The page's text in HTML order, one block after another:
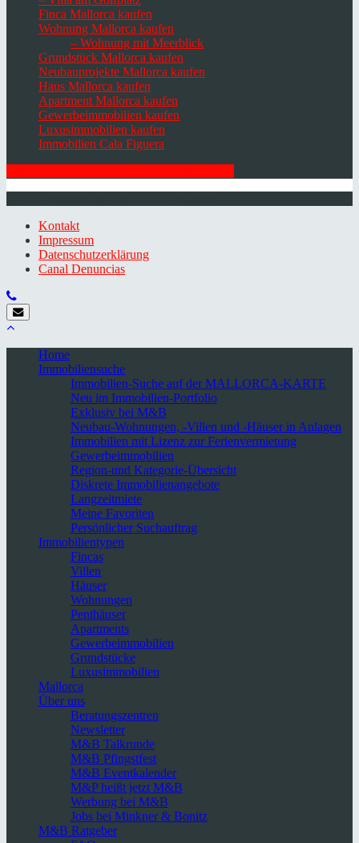
Finca Mallorca kaufen
Wohnung Mallorca kaufen
– Wohnung mit Meerblick
Grundstück Mallorca kaufen
Neubauprojekte Mallorca kaufen
Haus Mallorca kaufen
Apartment Mallorca kaufen
Gewerbeimmobilien kaufen
Luxusimmobilien kaufen
Immobilien Cala Figuera
Kontakt
Impressum
Datenschutzerklärung
Canal Denuncias
Home
Immobiliensuche
Immobilien-Suche auf der MALLORCA-KARTE
Neu im Immobilien-Portfolio
Exklusiv bei M&B
Neubau-Wohnungen, -Villen und -Häuser in Anlagen
Immobilien mit Lizenz zur Ferienvermietung
Gewerbeimmobilien
Region-und Kategorie-Übersicht
Diskrete Immobilienangebote
Langzeitmiete
Meine Favoriten
Persönlicher Suchauftrag
Immobilientypen
Fincas
Villen
Häuser
Wohnungen
Penthäuser
Apartments
Gewerbeimmobilien
Grundstücke
Luxusimmobilien
Mallorca
Über uns
Beratungszentren
Newsletter
M&B Talkrunde
M&B Pfingstfest
M&B Eventkalender
M&P heißt jetzt M&B
Werbung bei M&B
Jobs bei Minkner & Bonitz
M&B Ratgeber